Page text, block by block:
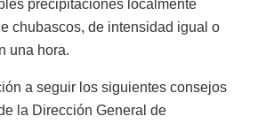
precipitaciones localmente
chubascos, de intensidad igual o
una hora.
a seguir los siguientes consejos
la Dirección General de